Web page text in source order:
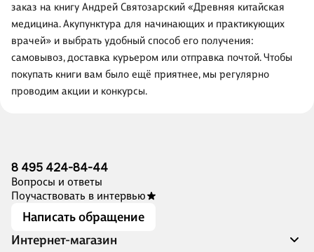
заказ на книгу Андрей Святозарский «Древняя китайская
медицина. Акупунктура для начинающих и практикующих
врачей» и выбрать удобный способ его получения:
самовывоз, доставка курьером или отправка почтой. Чтобы
покупать книги вам было ещё приятнее, мы регулярно
проводим акции и конкурсы.
8 495 424-84-44
Вопросы и ответы
Поучаствовать в интервью
Написать обращение
Интернет-магазин